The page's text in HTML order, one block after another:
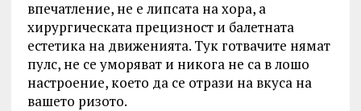
впечатление, не е липсата на хора, а
хирургическата прецизност и балетната
естетика на движенията. Тук готвачите нямат
пулс, не се уморяват и никога не са в лошо
настроение, което да се отрази на вкуса на
вашето ризото.